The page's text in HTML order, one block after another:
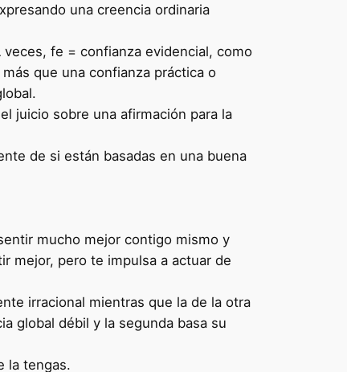
una creencia ordinaria
fe = confianza evidencial, como
que una confianza práctica o
juicio sobre una afirmación para la
de si están basadas en una buena
mucho mejor contigo mismo y
mejor, pero te impulsa a actuar de
irracional mientras que la de la otra
global débil y la segunda basa su
la tengas.